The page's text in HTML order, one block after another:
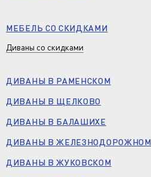
МЕБЕЛЬ СО СКИДКАМИ
Диваны со скидками
ДИВАНЫ В РАМЕНСКОМ
ДИВАНЫ В ЩЕЛКОВО
ДИВАНЫ В БАЛАШИХЕ
ДИВАНЫ В ЖЕЛЕЗНОДОРОЖНОМ
ДИВАНЫ В ЖУКОВСКОМ